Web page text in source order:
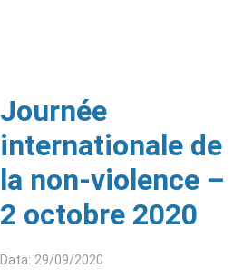
Journée
internationale de
la non-violence –
2 octobre 2020
Data: 29/09/2020